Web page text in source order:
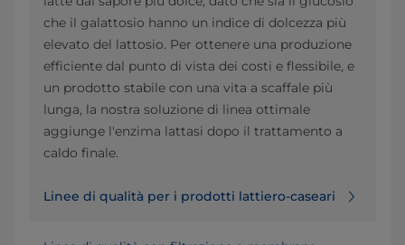
che il galattosio hanno un indice di dolcezza più
elevato del lattosio. Per ottenere una produzione
efficiente dal punto di vista dei costi e flessibile, e
un prodotto stabile con una vita a scaffale più
lunga, la nostra soluzione di linea ottimale
aggiunge l'enzima lattasi dopo il trattamento a
caldo finale.
Linee di qualità per i prodotti lattiero-caseari